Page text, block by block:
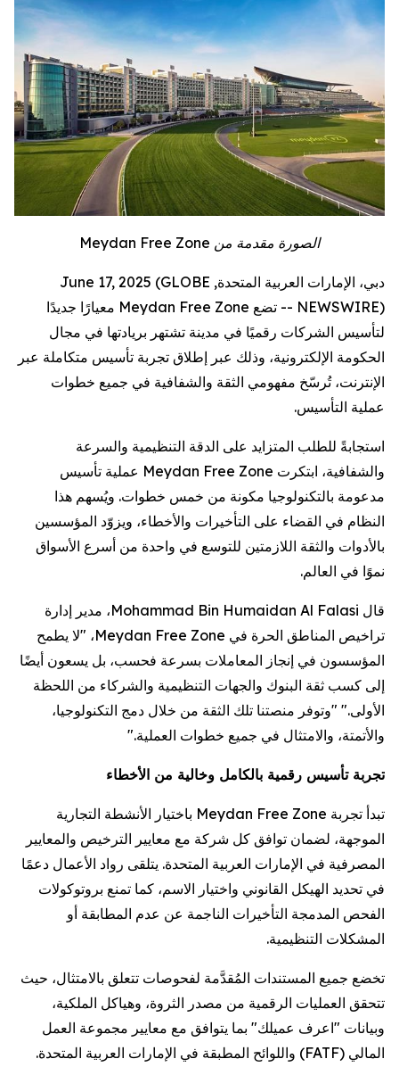
الصورة مقدمة من Meydan Free Zone
دبي، الإمارات العربية المتحدة, June 17, 2025 (GLOBE
NEWSWIRE) -- تضع Meydan Free Zone معيارًا جديدًا
لتأسيس الشركات رقميًا في مدينة تشتهر بريادتها في مجال
الحكومة الإلكترونية، وذلك عبر إطلاق تجربة تأسيس متكاملة عبر
الإنترنت، تُرسّخ مفهومي الثقة والشفافية في جميع خطوات
عملية التأسيس.
استجابةً للطلب المتزايد على الدقة التنظيمية والسرعة
والشفافية، ابتكرت Meydan Free Zone عملية تأسيس
مدعومة بالتكنولوجيا مكونة من خمس خطوات. ويُسهم هذا
النظام في القضاء على التأخيرات والأخطاء، ويزوّد المؤسسين
بالأدوات والثقة اللازمتين للتوسع في واحدة من أسرع الأسواق
نموًا في العالم.
قال Mohammad Bin Humaidan Al Falasi، مدير إدارة
تراخيص المناطق الحرة في Meydan Free Zone، "لا يطمح
المؤسسون في إنجاز المعاملات بسرعة فحسب، بل يسعون أيضًا
إلى كسب ثقة البنوك والجهات التنظيمية والشركاء من اللحظة
الأولى." "وتوفر منصتنا تلك الثقة من خلال دمج التكنولوجيا،
والأتمتة، والامتثال في جميع خطوات العملية."
تجربة تأسيس رقمية بالكامل وخالية من الأخطاء
تبدأ تجربة Meydan Free Zone باختيار الأنشطة التجارية
الموجهة، لضمان توافق كل شركة مع معايير الترخيص والمعايير
المصرفية في الإمارات العربية المتحدة. يتلقى رواد الأعمال دعمًا
في تحديد الهيكل القانوني واختيار الاسم، كما تمنع بروتوكولات
الفحص المدمجة التأخيرات الناجمة عن عدم المطابقة أو
المشكلات التنظيمية.
تخضع جميع المستندات المُقدَّمة لفحوصات تتعلق بالامتثال، حيث
تتحقق العمليات الرقمية من مصدر الثروة، وهياكل الملكية،
وبيانات "اعرف عميلك" بما يتوافق مع معايير مجموعة العمل
المالي (FATF) واللوائح المطبقة في الإمارات العربية المتحدة.